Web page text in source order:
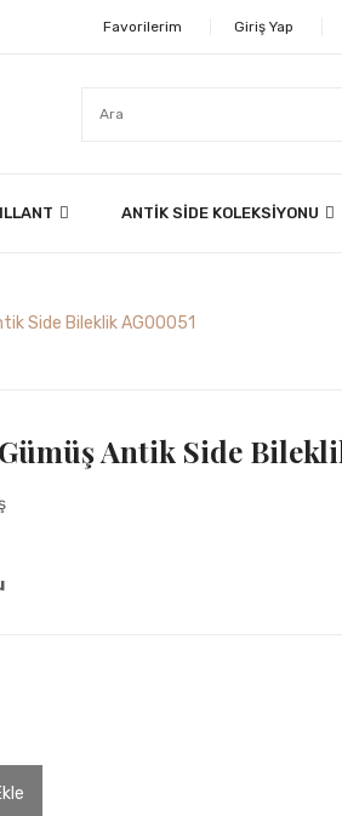
Favorilerim Giriş Yap
ANTİK SİDE KOLEKSİYONU
Side Bileklik AG00051
Antik Side